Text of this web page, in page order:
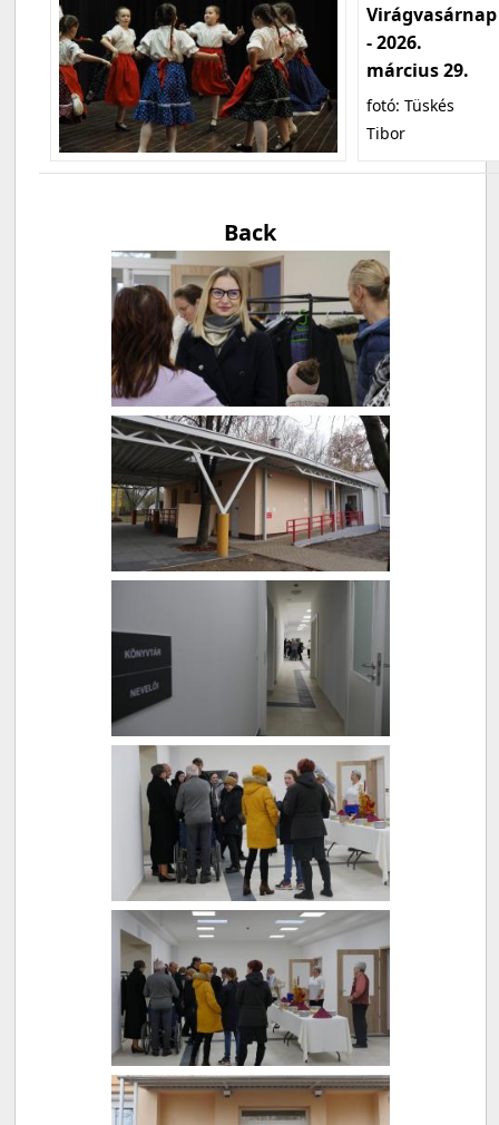
Virágvasárnap
- 2026.
március 29.
fotó: Tüskés
Tibor
Back